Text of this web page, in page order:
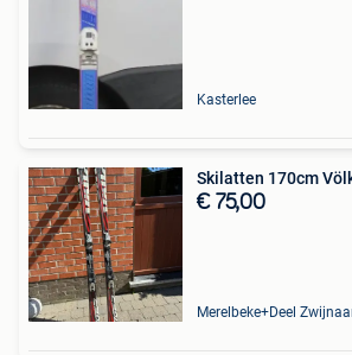
Kasterlee
Skilatten 170cm
€ 75,00
Merelbeke+Deel